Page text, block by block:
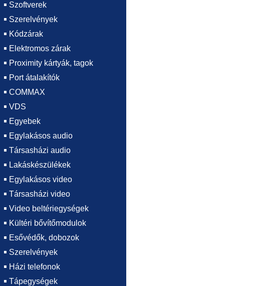
Szoftverek
Szerelvények
Kódzárak
Elektromos zárak
Proximity kártyák, tagok
Port átalakítók
COMMAX
VDS
Egyebek
Egylakásos audio
Társasházi audio
Lakáskészülékek
Egylakásos video
Társasházi video
Video beltériegységek
Kültéri bővítőmodulok
Esővédők, dobozok
Szerelvények
Házi telefonok
Tápegységek